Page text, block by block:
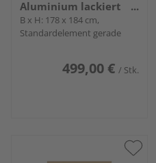
Aluminium lackiert
Silber "SYSTEM ALU XL"
B x H: 178 x 184 cm,
Standardelement gerade
499,00 € / Stk.